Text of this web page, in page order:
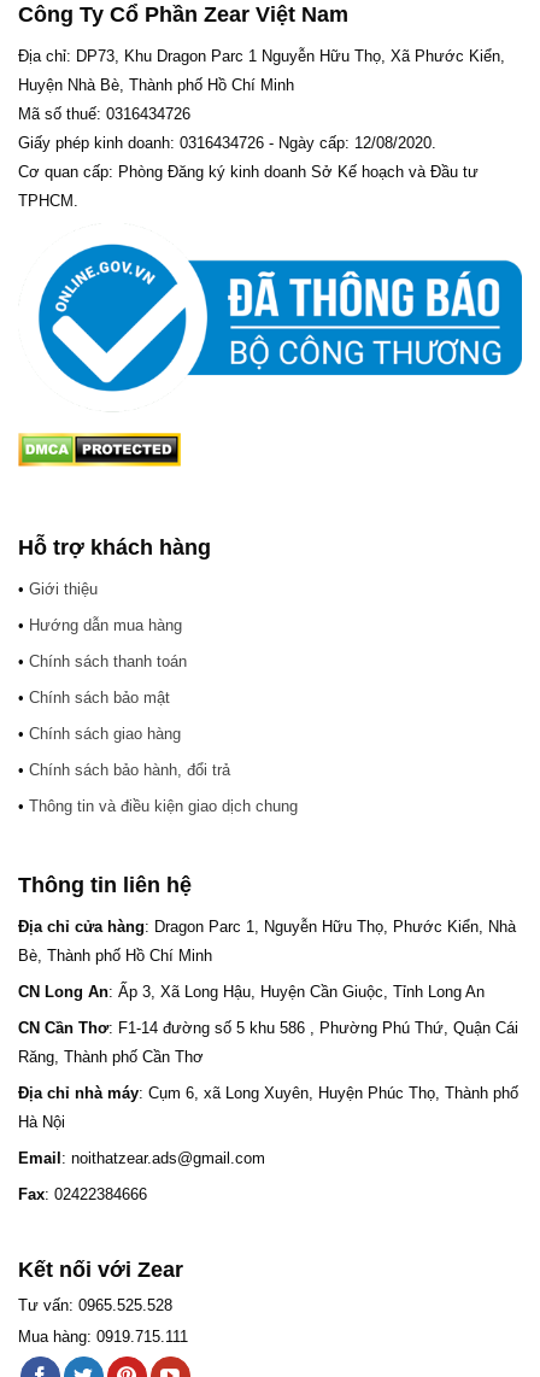
Công Ty Cổ Phần Zear Việt Nam
Địa chỉ: DP73, Khu Dragon Parc 1 Nguyễn Hữu Thọ, Xã Phước Kiển,
Huyện Nhà Bè, Thành phố Hồ Chí Minh
Mã số thuế: 0316434726
Giấy phép kinh doanh: 0316434726 - Ngày cấp: 12/08/2020.
Cơ quan cấp: Phòng Đăng ký kinh doanh Sở Kế hoạch và Đầu tư
TPHCM.
Hỗ trợ khách hàng
• Giới thiệu
• Hướng dẫn mua hàng
• Chính sách thanh toán
• Chính sách bảo mật
• Chính sách giao hàng
• Chính sách bảo hành, đổi trả
• Thông tin và điều kiện giao dịch chung
Thông tin liên hệ
Địa chỉ cửa hàng: Dragon Parc 1, Nguyễn Hữu Thọ, Phước Kiển, Nhà
Bè, Thành phố Hồ Chí Minh
CN Long An: Ấp 3, Xã Long Hậu, Huyện Cần Giuộc, Tỉnh Long An
CN Cần Thơ: F1-14 đường số 5 khu 586 , Phường Phú Thứ, Quận Cái
Răng, Thành phố Cần Thơ
Địa chỉ nhà máy: Cụm 6, xã Long Xuyên, Huyện Phúc Thọ, Thành phố
Hà Nội
Email : noithatzear.ads@gmail.com
Fax: 02422384666
Kết nối với Zear
Tư vấn: 0965.525.528
Mua hàng: 0919.715.111